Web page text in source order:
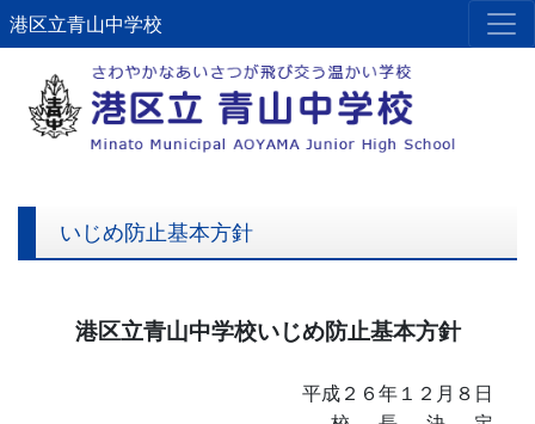
港区立青山中学校
いじめ防止基本方針
港区立青山中学校いじめ防止基本方針
平成２６年１２月８日